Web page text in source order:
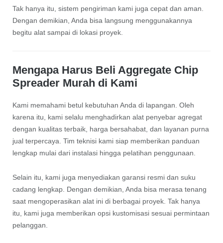
Tak hanya itu, sistem pengiriman kami juga cepat dan aman.
Dengan demikian, Anda bisa langsung menggunakannya
begitu alat sampai di lokasi proyek.
Mengapa Harus Beli Aggregate Chip
Spreader Murah di Kami
Kami memahami betul kebutuhan Anda di lapangan. Oleh
karena itu, kami selalu menghadirkan alat penyebar agregat
dengan kualitas terbaik, harga bersahabat, dan layanan purna
jual terpercaya. Tim teknisi kami siap memberikan panduan
lengkap mulai dari instalasi hingga pelatihan penggunaan.
Selain itu, kami juga menyediakan garansi resmi dan suku
cadang lengkap. Dengan demikian, Anda bisa merasa tenang
saat mengoperasikan alat ini di berbagai proyek. Tak hanya
itu, kami juga memberikan opsi kustomisasi sesuai permintaan
pelanggan.